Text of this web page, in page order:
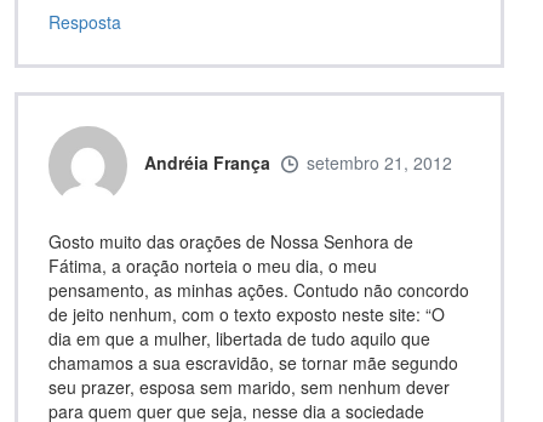
Resposta
Andréia França setembro 21, 2012
Gosto muito das orações de Nossa Senhora de
Fátima, a oração norteia o meu dia, o meu
pensamento, as minhas ações. Contudo não concordo
de jeito nenhum, com o texto exposto neste site: “O
dia em que a mulher, libertada de tudo aquilo que
chamamos a sua escravidão, se tornar mãe segundo
seu prazer, esposa sem marido, sem nenhum dever
para quem quer que seja, nesse dia a sociedade